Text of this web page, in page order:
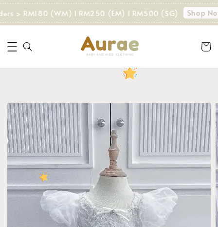
> RM180 (WM) I RM250 (EM) I RM500 (SG) Shop Now!